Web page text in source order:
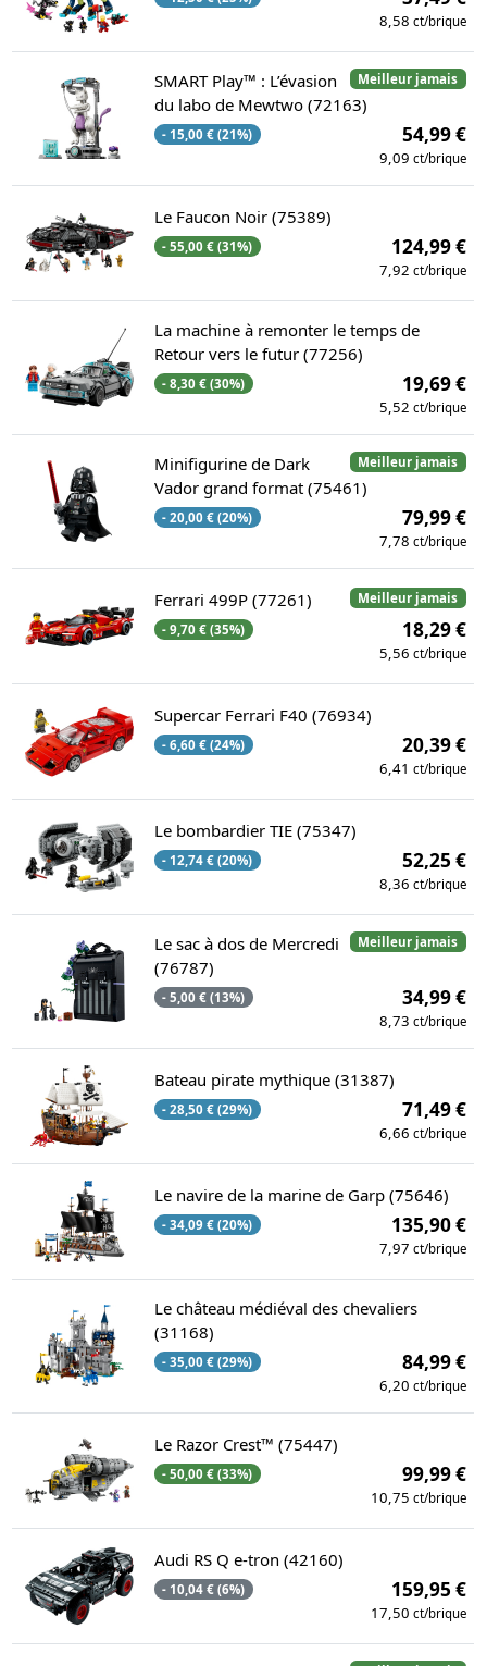
8,58 ct/brique
Meilleur jamais
SMART Play™ : L’évasion
du labo de Mewtwo (72163)
- 15,00 € (21%) 54,99 €
9,09 ct/brique
Le Faucon Noir (75389)
- 55,00 € (31%) 124,99 €
7,92 ct/brique
La machine à remonter le temps de
Retour vers le futur (77256)
- 8,30 € (30%) 19,69 €
5,52 ct/brique
Meilleur jamais
Minifigurine de Dark
Vador grand format (75461)
- 20,00 € (20%) 79,99 €
7,78 ct/brique
Meilleur jamais
Ferrari 499P (77261)
- 9,70 € (35%) 18,29 €
5,56 ct/brique
Supercar Ferrari F40 (76934)
- 6,60 € (24%) 20,39 €
6,41 ct/brique
Le bombardier TIE (75347)
- 12,74 € (20%) 52,25 €
8,36 ct/brique
Meilleur jamais
Le sac à dos de Mercredi
(76787)
- 5,00 € (13%) 34,99 €
8,73 ct/brique
Bateau pirate mythique (31387)
- 28,50 € (29%) 71,49 €
6,66 ct/brique
Le navire de la marine de Garp (75646)
- 34,09 € (20%) 135,90 €
7,97 ct/brique
Le château médiéval des chevaliers
(31168)
- 35,00 € (29%) 84,99 €
6,20 ct/brique
Le Razor Crest™ (75447)
- 50,00 € (33%) 99,99 €
10,75 ct/brique
Audi RS Q e-tron (42160)
- 10,04 € (6%) 159,95 €
17,50 ct/brique